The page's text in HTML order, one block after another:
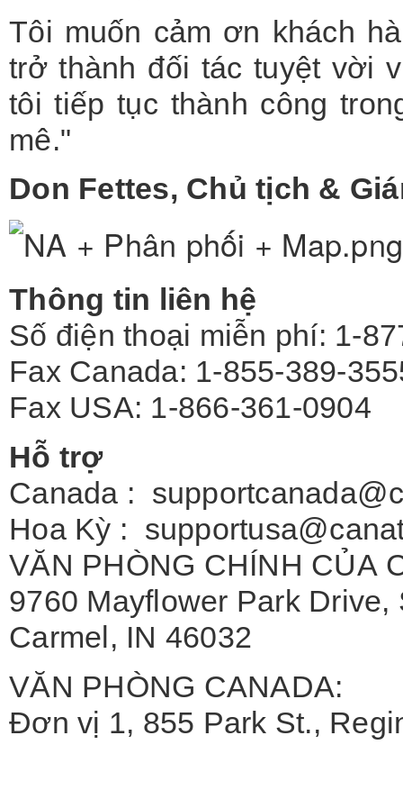
Tôi muốn cảm ơn khách
trở thành đối tác tuyệt vời
tôi tiếp tục thành công
mê."
Don Fettes, Chủ tịch &
Thông tin liên hệ
Số điện thoại miễn phí: 1-
Fax Canada: 1-855-389-
Fax USA: 1-866-361-0904
Hỗ trợ
Canada :
Hoa Kỳ :
VĂN PHÒNG CHÍNH CỦA
9760 Mayflower Park Drive,
Carmel, IN 46032
VĂN PHÒNG CANADA:
Đơn vị 1, 855 Park St.,